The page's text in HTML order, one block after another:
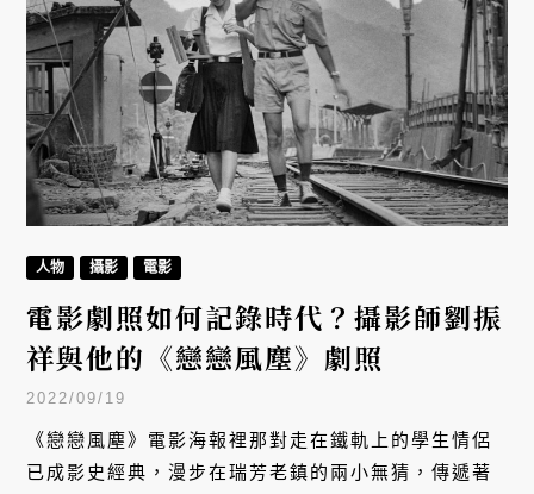
人物 攝影 電影
電影劇照如何記錄時代？攝影師劉振
祥與他的《戀戀風塵》劇照
2022/09/19
《戀戀風塵》電影海報裡那對走在鐵軌上的學生情侶
已成影史經典，漫步在瑞芳老鎮的兩小無猜，傳遞著